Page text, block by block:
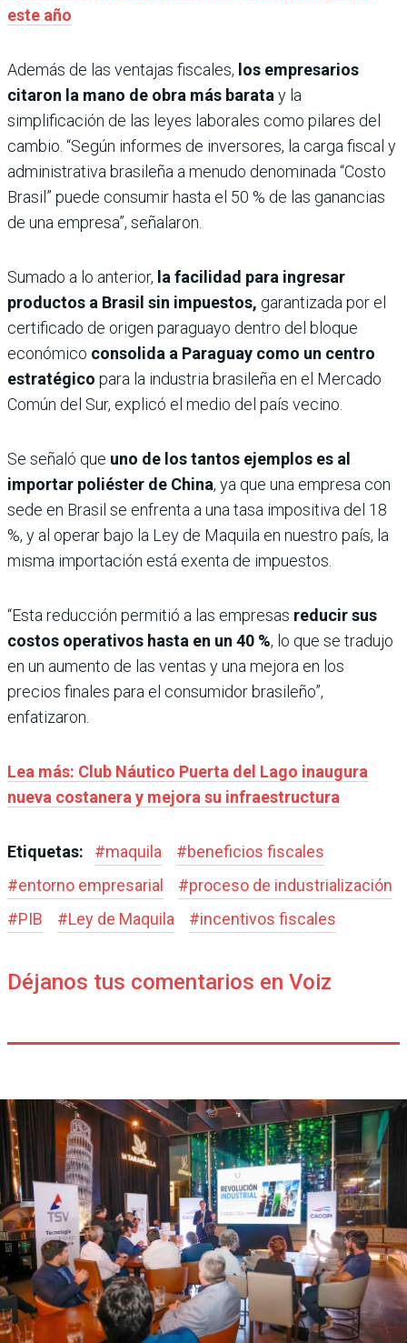
este año
Además de las ventajas fiscales, los empresarios
citaron la mano de obra más barata y la
simplificación de las leyes laborales como pilares del
cambio. “Según informes de inversores, la carga fiscal y
administrativa brasileña a menudo denominada “Costo
Brasil” puede consumir hasta el 50 % de las ganancias
de una empresa”, señalaron.
Sumado a lo anterior, la facilidad para ingresar
productos a Brasil sin impuestos, garantizada por el
certificado de origen paraguayo dentro del bloque
económico consolida a Paraguay como un centro
estratégico para la industria brasileña en el Mercado
Común del Sur, explicó el medio del país vecino.
Se señaló que uno de los tantos ejemplos es al
importar poliéster de China, ya que una empresa con
sede en Brasil se enfrenta a una tasa impositiva del 18
%, y al operar bajo la Ley de Maquila en nuestro país, la
misma importación está exenta de impuestos.
“Esta reducción permitió a las empresas reducir sus
costos operativos hasta en un 40 %, lo que se tradujo
en un aumento de las ventas y una mejora en los
precios finales para el consumidor brasileño”,
enfatizaron.
Lea más: Club Náutico Puerta del Lago inaugura
nueva costanera y mejora su infraestructura
Etiquetas: #maquila #beneficios fiscales
#entorno empresarial #proceso de industrialización
#PIB #Ley de Maquila #incentivos fiscales
Déjanos tus comentarios en Voiz